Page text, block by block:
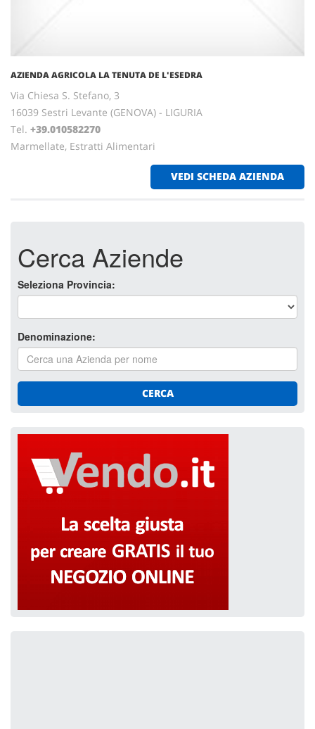
AZIENDA AGRICOLA LA TENUTA DE L'ESEDRA
Via Chiesa S. Stefano, 3
16039 Sestri Levante (GENOVA) - LIGURIA
Tel. +39.010582270
Marmellate, Estratti Alimentari
VEDI SCHEDA AZIENDA
Cerca Aziende
Seleziona Provincia:
Denominazione:
CERCA